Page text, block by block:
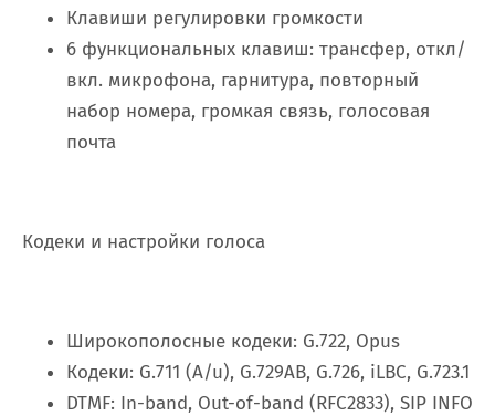
Клавиши регулировки громкости
6 функциональных клавиш: трансфер, откл/
вкл. микрофона, гарнитура, повторный
набор номера, громкая связь, голосовая
почта
Кодеки и настройки голоса
Широкополосные кодеки: G.722, Opus
Кодеки: G.711 (A/u), G.729AB, G.726, iLBC, G.723.1
DTMF: In-band, Out-of-band (RFC2833), SIP INFO